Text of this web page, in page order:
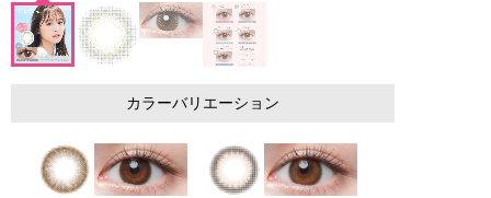
カラーバリエーション